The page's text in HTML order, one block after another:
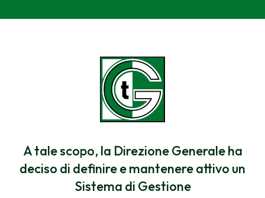
A tale scopo, la Direzione Generale ha
deciso di definire e mantenere attivo un
Sistema di Gestione